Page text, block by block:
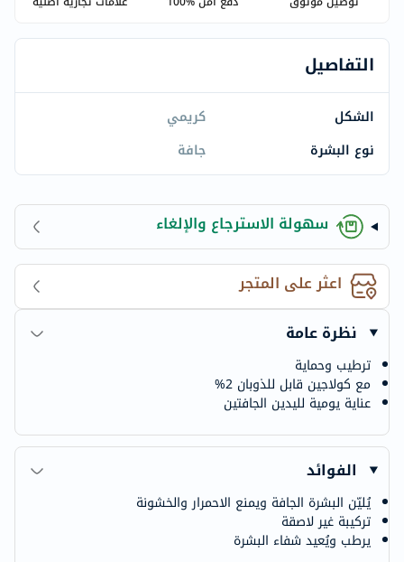
التفاصيل
الشكل
كريمي
نوع البشرة
جافة
سهولة الاسترجاع والإلغاء
اعثر على المتجر
نظرة عامة
ترطيب وحماية
مع كولاجين قابل للذوبان 2%
عناية يومية لليدين الجافتين
الفوائد
يُليّن البشرة الجافة ويمنع الاحمرار والخشونة
تركيبة غير لاصقة
يرطب ويُعيد شفاء البشرة